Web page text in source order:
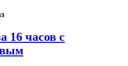
16 часов с